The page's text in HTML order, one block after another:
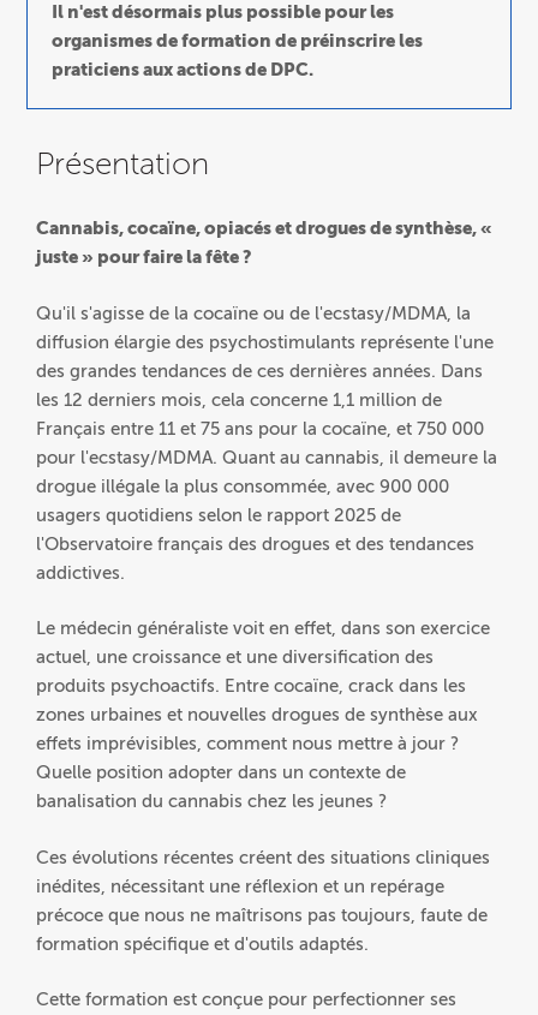
Il n'est désormais plus possible pour les
organismes de formation de préinscrire les
praticiens aux actions de DPC.
Présentation
Cannabis, cocaïne, opiacés et drogues de synthèse, «
juste » pour faire la fête ?
Qu'il s'agisse de la cocaïne ou de l'ecstasy/MDMA, la
diffusion élargie des psychostimulants représente l'une
des grandes tendances de ces dernières années. Dans
les 12 derniers mois, cela concerne 1,1 million de
Français entre 11 et 75 ans pour la cocaïne, et 750 000
pour l'ecstasy/MDMA. Quant au cannabis, il demeure la
drogue illégale la plus consommée, avec 900 000
usagers quotidiens selon le rapport 2025 de
l'Observatoire français des drogues et des tendances
addictives.
Le médecin généraliste voit en effet, dans son exercice
actuel, une croissance et une diversification des
produits psychoactifs. Entre cocaïne, crack dans les
zones urbaines et nouvelles drogues de synthèse aux
effets imprévisibles, comment nous mettre à jour ?
Quelle position adopter dans un contexte de
banalisation du cannabis chez les jeunes ?
Ces évolutions récentes créent des situations cliniques
inédites, nécessitant une réflexion et un repérage
précoce que nous ne maîtrisons pas toujours, faute de
formation spécifique et d'outils adaptés.
Cette formation est conçue pour perfectionner ses